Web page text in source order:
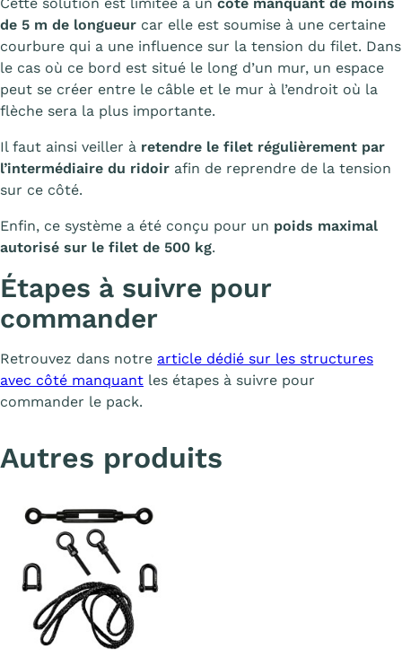
de 5 m de longueur car elle est soumise à une certaine
courbure qui a une influence sur la tension du filet. Dans
le cas où ce bord est situé le long d’un mur, un espace
peut se créer entre le câble et le mur à l’endroit où la
flèche sera la plus importante.
Il faut ainsi veiller à retendre le filet régulièrement par
l’intermédiaire du ridoir afin de reprendre de la tension
sur ce côté.
Enfin, ce système a été conçu pour un poids maximal
autorisé sur le filet de 500 kg.
Étapes à suivre pour
commander
Retrouvez dans notre article dédié sur les structures
avec côté manquant les étapes à suivre pour
commander le pack.
Autres produits